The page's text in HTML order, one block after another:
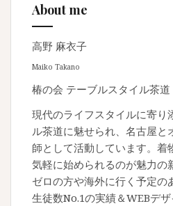
About me
高野 麻衣子
Maiko Takano
椿の会 テーブルスタイル茶道
現代のライフスタイルに寄り
ル茶道に魅せられ、名古屋と
師として活動しています。着
気軽に始められるのが魅力の
ゼロの方や海外に行く予定の
生徒数No.1の実績＆WEBデ